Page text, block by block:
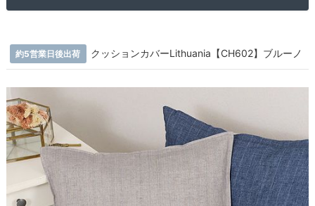
約5営業日後出荷 クッションカバーLithuania【CH602】ブルーノ